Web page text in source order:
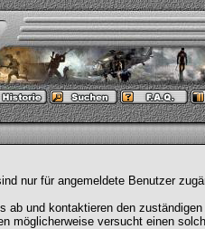
nur für angemeldete Benutzer
ab und kontaktieren den zuständigen
möglicherweise versucht einen